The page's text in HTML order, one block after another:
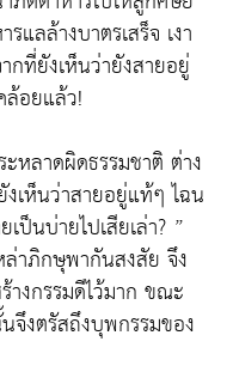
แลล้างบาตรเสร็จ เงา
กที่ยังเห็นว่ายังสายอยู่
ล้อยแล้ว!
หลาดผิดธรรมชาติ ต่าง
เห็นว่าสายอยู่แท้ๆ ไฉน
ป็นบ่ายไปเสียเล่า? ”
ล่าภิกษุพากันสงสัย จึง
งกรรมดีไว้มาก ขณะ
จึงตรัสถึงบุพกรรมของ